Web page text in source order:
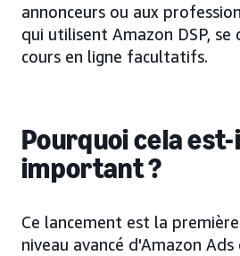
annonceurs ou aux
qui utilisent Amazon DSP, se
cours en ligne facultatifs.
Pourquoi cela
important ?
Ce lancement est la
niveau avancé d'Amazon